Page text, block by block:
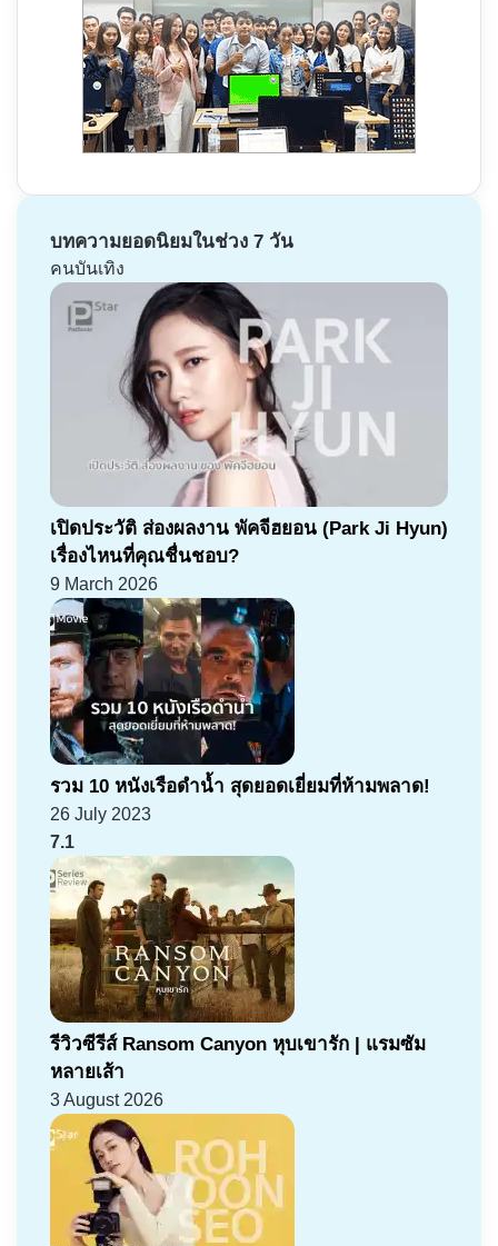
บทความยอดนิยมในช่วง 7 วัน
คนบันเทิง
เปิดประวัติ ส่องผลงาน พัคจีฮยอน (Park Ji Hyun)
เรื่องไหนที่คุณชื่นชอบ?
9 March 2026
รวม 10 หนังเรือดำน้ำ สุดยอดเยี่ยมที่ห้ามพลาด!
26 July 2023
7.1
รีวิวซีรีส์ Ransom Canyon หุบเขารัก | แรมซัม
หลายเส้า
3 August 2026